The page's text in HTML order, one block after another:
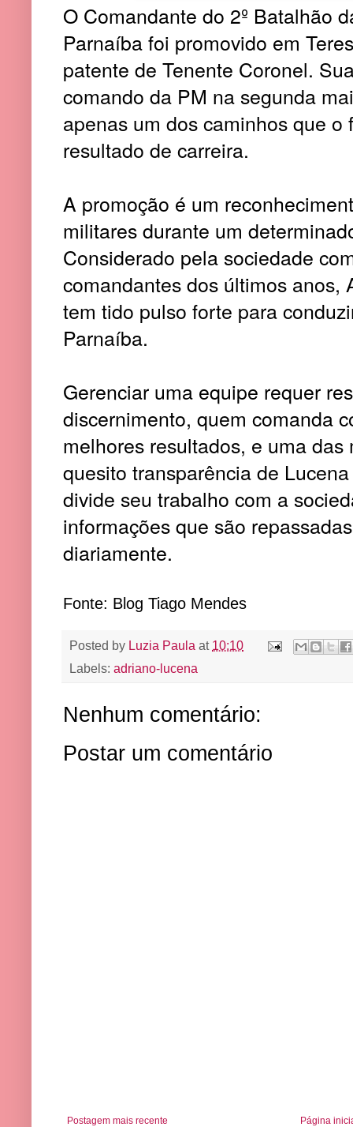
O Comandante do 2º Batalhão
Parnaíba foi promovido em
patente de Tenente Coronel.
comando da PM na segunda
apenas um dos caminhos que o
resultado de carreira.
A promoção é um
militares durante um
Considerado pela sociedade
comandantes dos últimos anos,
tem tido pulso forte para
Parnaíba.
Gerenciar uma equipe requer
discernimento, quem comanda
melhores resultados, e uma
quesito transparência de
divide seu trabalho com a
informações que são
diariamente.
Fonte: Blog Tiago Mendes
Posted by Luzia Paula at 10:10
Labels: adriano-lucena
Nenhum comentário:
Postar um comentário
Postagem mais recente Página